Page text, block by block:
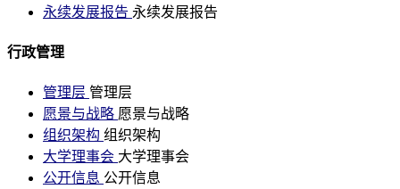
永续发展报告 永续发展报告
行政管理
管理层 管理层
愿景与战略 愿景与战略
组织架构 组织架构
大学理事会 大学理事会
公开信息 公开信息